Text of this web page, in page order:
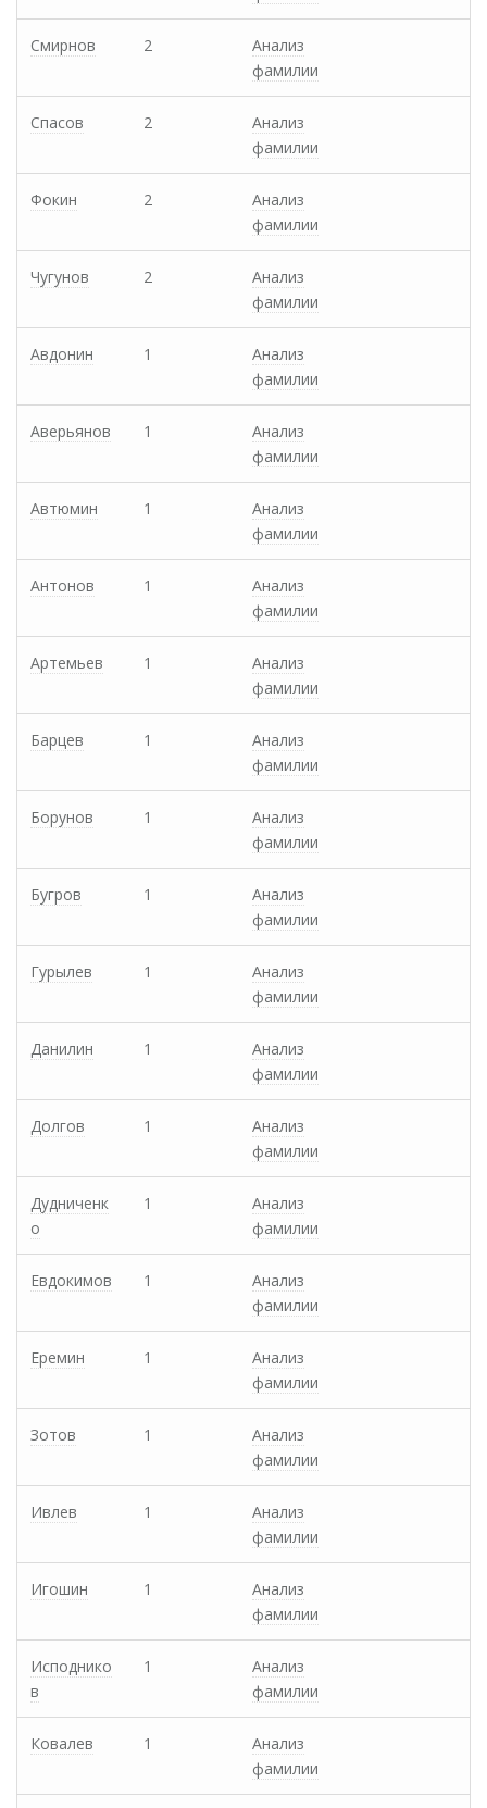
Смирнов 2
Анализ
фамилии
Спасов 2
Анализ
фамилии
Фокин 2
Анализ
фамилии
Чугунов 2
Анализ
фамилии
Авдонин 1
Анализ
фамилии
Аверьянов 1
Анализ
фамилии
Автюмин 1
Анализ
фамилии
Антонов 1
Анализ
фамилии
Артемьев 1
Анализ
фамилии
Барцев 1
Анализ
фамилии
Борунов 1
Анализ
фамилии
Бугров 1
Анализ
фамилии
Гурылев 1
Анализ
фамилии
Данилин 1
Анализ
фамилии
Долгов 1
Анализ
фамилии
Дудниченк
о
1
Анализ
фамилии
Евдокимов 1
Анализ
фамилии
Еремин 1
Анализ
фамилии
Зотов 1
Анализ
фамилии
Ивлев 1
Анализ
фамилии
Игошин 1
Анализ
фамилии
Исподнико
в
1
Анализ
фамилии
Ковалев 1
Анализ
фамилии